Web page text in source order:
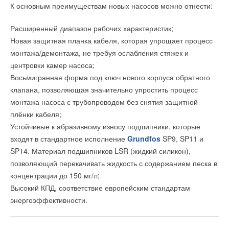
К основным преимуществам новых насосов можно отнести:
Расширенный диапазон рабочих характеристик;
Новая защитная планка кабеля, которая упрощает процесс
монтажа/демонтажа, не требуя ослабления стяжек и
центровки камер насоса;
Восьмигранная форма под ключ нового корпуса обратного
клапана, позволяющая значительно упростить процесс
монтажа насоса с трубопроводом без снятия защитной
плёнки кабеля;
Устойчивые к абразивному износу подшипники, которые
входят в стандартное исполнение Grundfos SP9, SP11 и
SP14. Материал подшипников LSR (жидкий силикон),
позволяющий перекачивать жидкость с содержанием песка в
концентрации до 150 мг/л;
Высокий КПД, соответствие европейским стандартам
энергоэффективности.
опытом, он же организовал взаимодействие с австрийскими
впервые. И выбор Австрии для визита был не случаен,
Vaillant работает в этой стране уже 120 лет. За это время
накоплен уникальный опыт в организации сервисного
обслуживания отопительной техники.
Гостей из Ростова-на-Дону и Нижнего Новгорода тепло
принимали в Вене. О работе сервисной службы Vaillant им
подробно рассказал её руководитель Михаэль Хаас. Его
сотрудники, а их в Австрии насчитывается 270 человек,
обслуживают более четверти миллиона единиц
оборудования.
Как работает «горячая линия» (call-center), которая в год
обрабатывает 160 тысяч заявок, как организована
техническая поддержка, снабжение запасными частями,
электронный билетна сайте.
В рамках выставки:
Специализированные разделы «Климатическое
оборудование» и «World of Water and Spa»
Специальный проект NEW ENERGY, посвященный
энергоэффективным технологиям и оборудованию
Ежегодный конкурс «Бассейн года»
Традиционно в рамках выставки будет представлена
насыщенная деловая программа.
Более подробно ознакомиться с деловой программой
можно на сайте.
Читайте по теме: